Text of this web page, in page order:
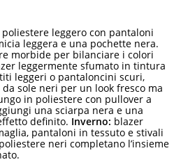
leggero con pantaloni
leggera e una pochette nera.
morbide per bilanciare i colori
leggermente sfumato in tintura
leggeri o pantaloncini scuri,
sole neri per un look fresco ma
in poliestere con pullover a
una sciarpa nera e una
definito. Inverno: blazer
pantaloni in tessuto e stivali
neri completano l’insieme